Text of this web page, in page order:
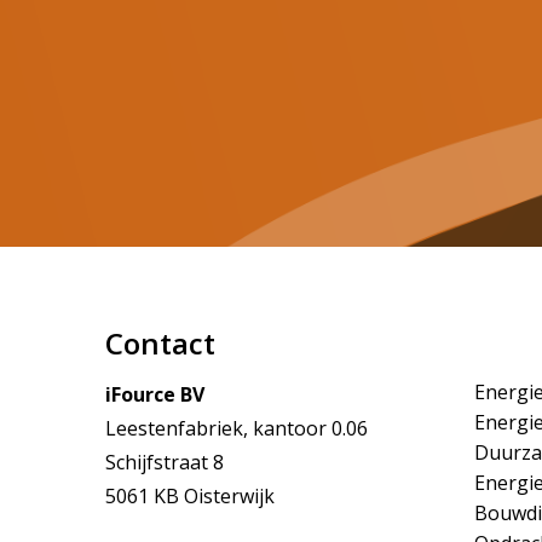
Contact
iFource BV
Leestenfabriek, kantoor 0.06
Schijfstraat 8
5061 KB Oisterwijk